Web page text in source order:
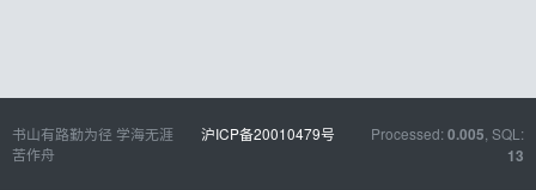
书山有路勤为径 学海无涯
苦作舟
沪ICP备20010479号 Processed: 0.005 , SQL:
13